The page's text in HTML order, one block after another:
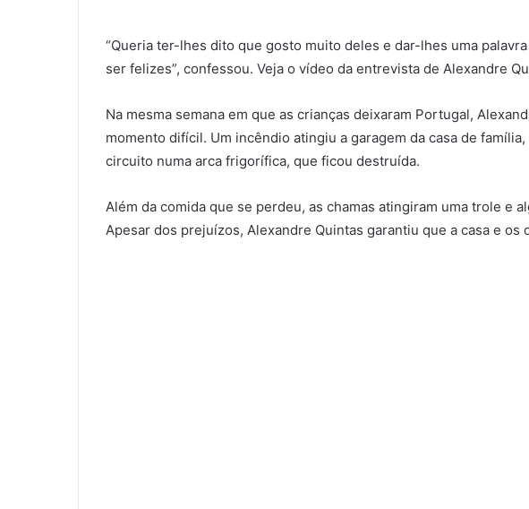
“Queria ter-lhes dito que gosto muito deles e dar-lhes uma
ser felizes”, confessou. Veja o vídeo da entrevista de Alexandre
Na mesma semana em que as crianças deixaram Portugal,
momento difícil. Um incêndio atingiu a garagem da casa de
circuito numa arca frigorífica, que ficou destruída.
Além da comida que se perdeu, as chamas atingiram uma trole e
Apesar dos prejuízos, Alexandre Quintas garantiu que a casa e os